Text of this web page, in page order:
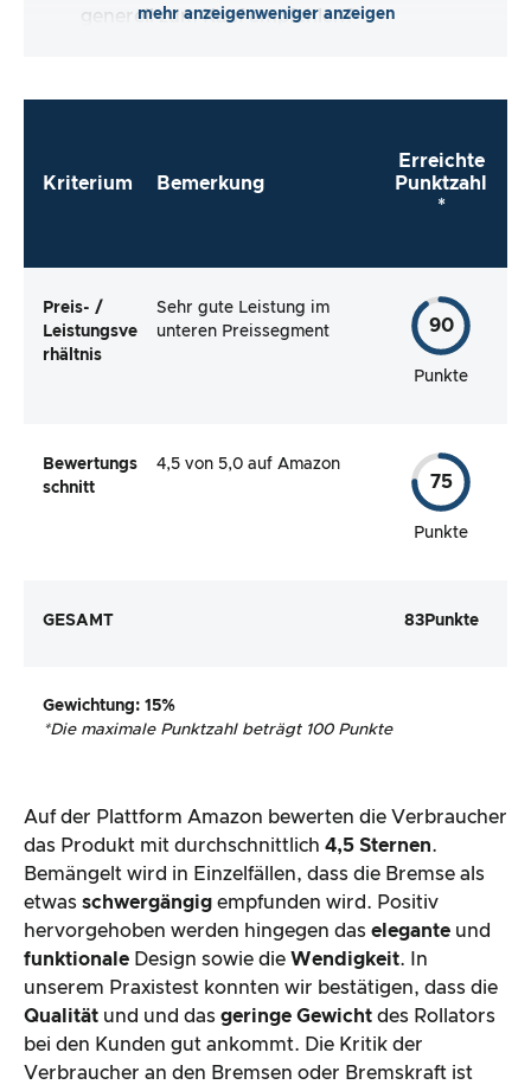
generell zum Kauf empfehlen?
mehr anzeigenweniger anzeigen
Kriterium Bemerkung
Erreichte
Punktzahl
*
Preis- /
Leistungsve
rhältnis
Sehr gute Leistung im
unteren Preissegment
90
Punkte
Bewertungs
schnitt
4,5 von 5,0 auf Amazon
75
Punkte
GESAMT 83Punkte
Gewichtung: 15%
*Die maximale Punktzahl beträgt 100 Punkte
Auf der Plattform Amazon bewerten die Verbraucher
das Produkt mit durchschnittlich 4,5 Sternen.
Bemängelt wird in Einzelfällen, dass die Bremse als
etwas schwergängig empfunden wird. Positiv
hervorgehoben werden hingegen das elegante und
funktionale Design sowie die Wendigkeit. In
unserem Praxistest konnten wir bestätigen, dass die
Qualität und und das geringe Gewicht des Rollators
bei den Kunden gut ankommt. Die Kritik der
Verbraucher an den Bremsen oder Bremskraft ist